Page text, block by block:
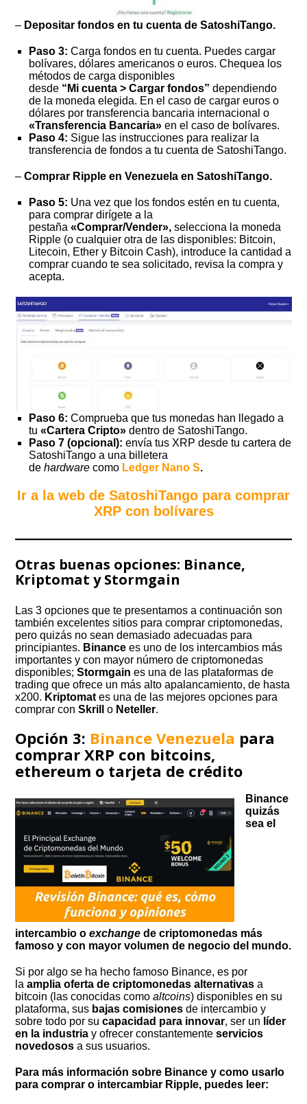
– Depositar fondos en tu cuenta de SatoshiTango.
Paso 3: Carga fondos en tu cuenta. Puedes cargar
bolívares, dólares americanos o euros. Chequea los
métodos de carga disponibles
desde “Mi cuenta > Cargar fondos” dependiendo
de la moneda elegida. En el caso de cargar euros o
dólares por transferencia bancaria internacional o
«Transferencia Bancaria» en el caso de bolívares.
Paso 4: Sigue las instrucciones para realizar la
transferencia de fondos a tu cuenta de SatoshiTango.
– Comprar Ripple en Venezuela en SatoshiTango.
Paso 5: Una vez que los fondos estén en tu cuenta,
para comprar dirígete a la
pestaña«Comprar/Vender»,selecciona la moneda
Ripple (o cualquier otra de las disponibles: Bitcoin,
Litecoin, Ether y Bitcoin Cash), introduce la cantidad a
comprar cuando te sea solicitado, revisa la compra y
acepta.
Paso 6: Comprueba que tus monedas han llegado a
tu«Cartera Cripto» dentro de SatoshiTango.
Paso 7 (opcional): envía tus XRP desde tu cartera de
SatoshiTango a una billetera
dehardware como Ledger Nano S.
Ir a la web de SatoshiTango para comprar
XRP con bolívares
Otras buenas opciones: Binance,
Kriptomat y Stormgain
Las 3 opciones que te presentamos a continuación son
también excelentes sitios para comprar criptomonedas,
pero quizás no sean demasiado adecuadas para
principiantes. Binance es uno de los intercambios más
importantes y con mayor número de criptomonedas
disponibles;Stormgain es una de las plataformas de
trading que ofrece un más alto apalancamiento, de hasta
x200. Kriptomat es una de las mejores opciones para
comprar conSkrill o Neteller.
Opción 3: Binance Venezuela para
comprar XRP con bitcoins,
ethereum o tarjeta de crédito
Binance
quizás
sea el
intercambio oexchange de criptomonedas más
famoso y con mayor volumen de negocio del mundo.
Si por algo se ha hecho famoso Binance, es por
laamplia oferta de criptomonedas alternativas a
bitcoin (las conocidas comoaltcoins) disponibles en su
plataforma, sus bajas comisiones de intercambio y
sobre todo por sucapacidad para innovar, ser un líder
en la industria y ofrecer constantementeservicios
novedosos a sus usuarios.
Para más información sobre Binance y como usarlo
para comprar o intercambiar Ripple, puedes leer: